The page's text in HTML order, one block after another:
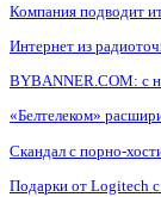
Компания подводит
Интернет из
BYBANNER.COM: c
«Белтелеком»
Скандал с порно-
Подарки от Logitech